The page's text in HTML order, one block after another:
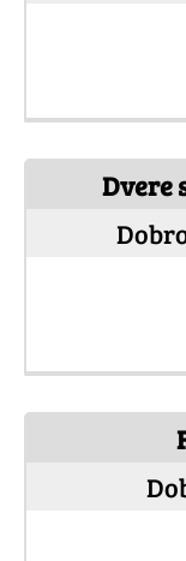
Dvere